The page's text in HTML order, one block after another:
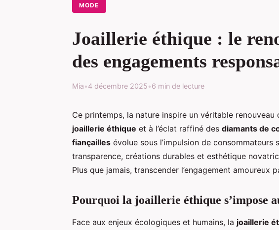
MODE
Joaillerie éthique : le
des engagements
Mia•4 décembre 2025•6 min de lecture
Ce printemps, la nature inspire un véritable renouveau
joaillerie éthique et à l’éclat raffiné des diamants de
fiançailles évolue sous l’impulsion de consommateurs
transparence, créations durables et esthétique
Plus que jamais, transcender l’engagement amoureux
Pourquoi la joaillerie éthique s’impose
Face aux enjeux écologiques et humains, la joaillerie